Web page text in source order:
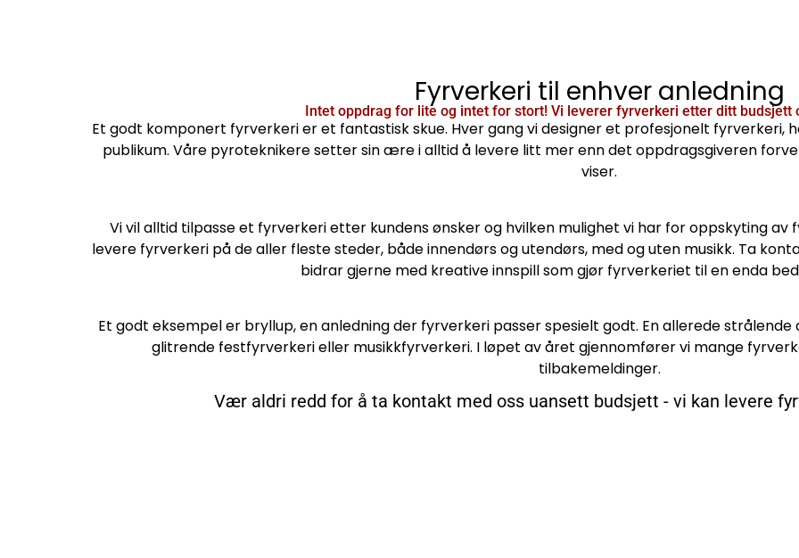
Fyrverkeri til enhver anledning
Intet oppdrag for lite og intet for stort! Vi leverer fyrverkeri etter ditt budsjett
Et godt komponert fyrverkeri er et fantastisk skue. Hver gang vi designer et profesjonelt fyrverkeri,
publikum. Våre pyroteknikere setter sin ære i alltid å levere litt mer enn det oppdragsgiveren
viser.
Vi vil alltid tilpasse et fyrverkeri etter kundens ønsker og hvilken mulighet vi har for oppskyting av
levere fyrverkeri på de aller fleste steder, både innendørs og utendørs, med og uten musikk. Ta
bidrar gjerne med kreative innspill som gjør fyrverkeriet til en enda
Et godt eksempel er bryllup, en anledning der fyrverkeri passer spesielt godt. En allerede
glitrende festfyrverkeri eller musikkfyrverkeri. I løpet av året gjennomfører vi mange
tilbakemeldinger.
Vær aldri redd for å ta kontakt med oss uansett budsjett - vi kan levere